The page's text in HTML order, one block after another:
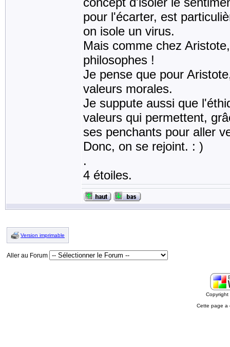
pour l'écarter, est
on isole un virus.
Mais comme chez
philosophes !
Je pense que pour
valeurs morales.
Je suppute aussi que
valeurs qui permettent,
ses penchants pour aller
Donc, on se rejoint. : )
.
4 étoiles.
Version imprimable
Aller au Forum
Cette page a